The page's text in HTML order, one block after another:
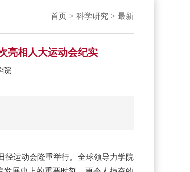
首页 > 科学研究 > 最新
亮相人大运动会纪实
院
径运动会隆重举行。全球领导力学院